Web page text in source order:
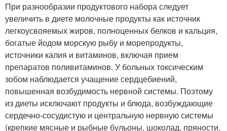
При разнообразии продуктового набора следует
увеличить в диете молочные продукты как источник
легкоусвояемых жиров, полноценных белков и кальция,
богатые йодом морскую рыбу и морепродукты,
источники калия и витаминов, включая прием
препаратов поливитаминов. У больных токсическим
зобом наблюдается учащение сердцебиений,
повышенная возбудимость нервной системы. Поэтому
из диеты исключают продукты и блюда, возбуждающие
сердечно-сосудистую и центральную нервную системы
(крепкие мясные и рыбные бульоны, шоколад, пряности,